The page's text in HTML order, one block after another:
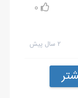
0
۲ سال پیش